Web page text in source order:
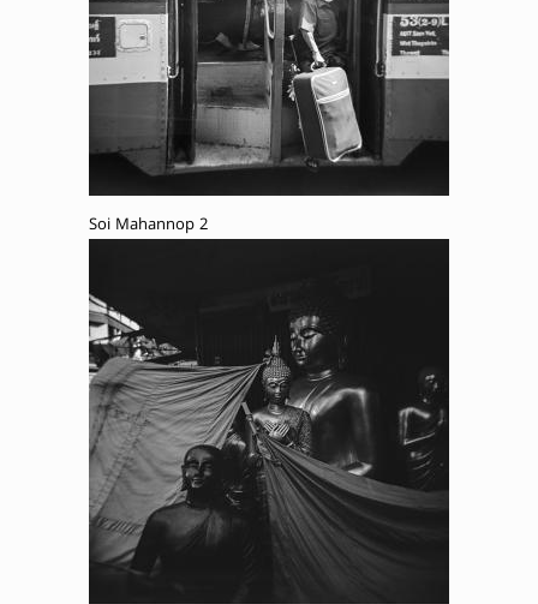
Soi Mahannop 2